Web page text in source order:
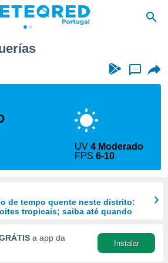
...
UV4 Moderado
FPS6-10
de tempo quente neste distrito:
tropicais; saiba até quando
a app da
Instalar